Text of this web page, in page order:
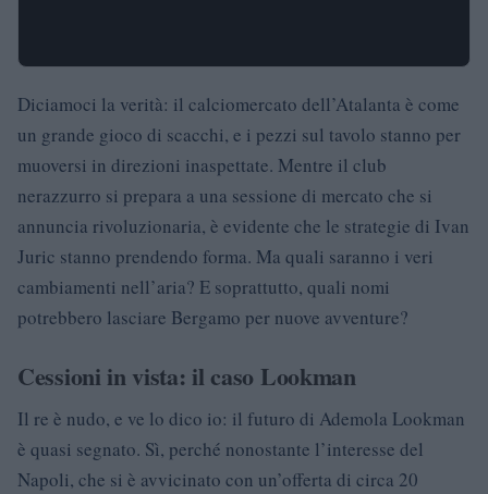
Diciamoci la verità: il calciomercato dell’Atalanta è come
un grande gioco di scacchi, e i pezzi sul tavolo stanno per
muoversi in direzioni inaspettate. Mentre il club
nerazzurro si prepara a una sessione di mercato che si
annuncia rivoluzionaria, è evidente che le strategie di Ivan
Juric stanno prendendo forma. Ma quali saranno i veri
cambiamenti nell’aria? E soprattutto, quali nomi
potrebbero lasciare Bergamo per nuove avventure?
Cessioni in vista: il caso Lookman
Il re è nudo, e ve lo dico io: il futuro di Ademola Lookman
è quasi segnato. Sì, perché nonostante l’interesse del
Napoli, che si è avvicinato con un’offerta di circa 20